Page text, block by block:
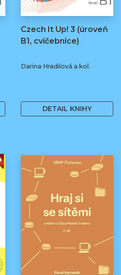
Czech It Up! 3 (úroveň
B1, cvičebnice)
Darina Hradilová a kol.
DETAIL KNIHY